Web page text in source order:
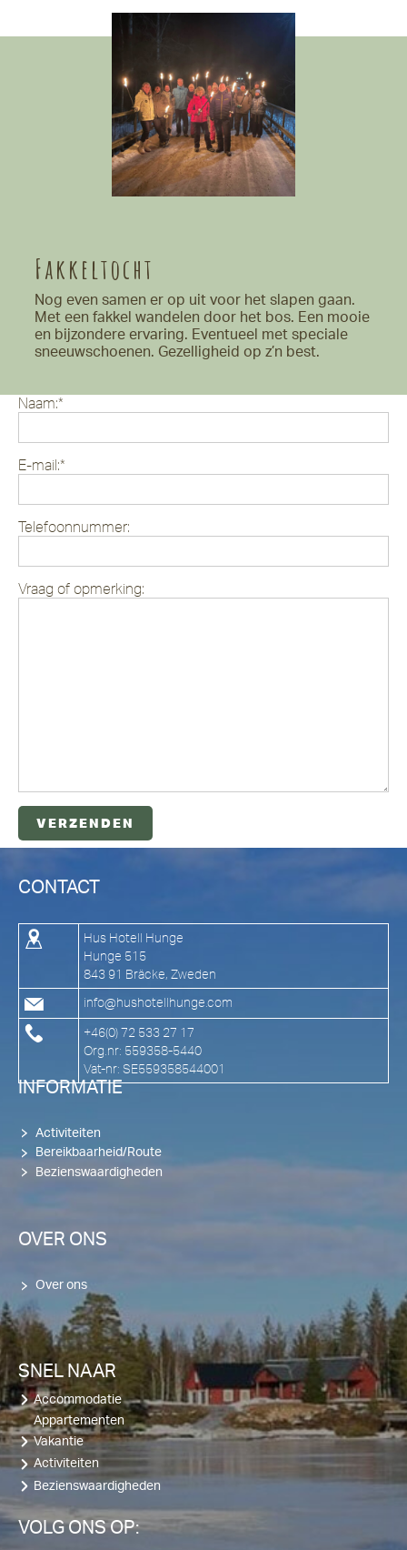
Fakkeltocht
Nog even samen er op uit voor het slapen gaan.
Met een fakkel wandelen door het bos. Een mooie
en bijzondere ervaring. Eventueel met speciale
sneeuwschoenen. Gezelligheid op z’n best.
Naam:*
E-mail:*
Telefoonnummer:
Vraag of opmerking:
CONTACT
Hus Hotell Hunge
Hunge 515
843 91 Bräcke, Zweden
info@hushotellhunge.com
+46(0) 72 533 27 17
Org.nr: 559358-5440
Vat-nr: SE559358544001
INFORMATIE
Activiteiten
Bereikbaarheid/Route
Bezienswaardigheden
OVER ONS
Over ons
SNEL NAAR
Accommodatie
Appartementen
Vakantie
Activiteiten
Bezienswaardigheden
VOLG ONS OP: